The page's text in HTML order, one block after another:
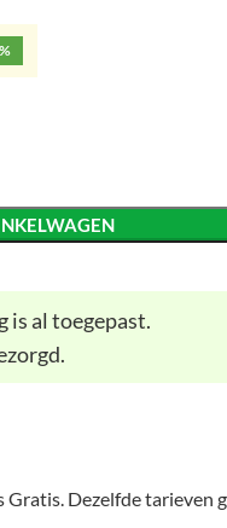
is al toegepast.
Dezelfde tarieven